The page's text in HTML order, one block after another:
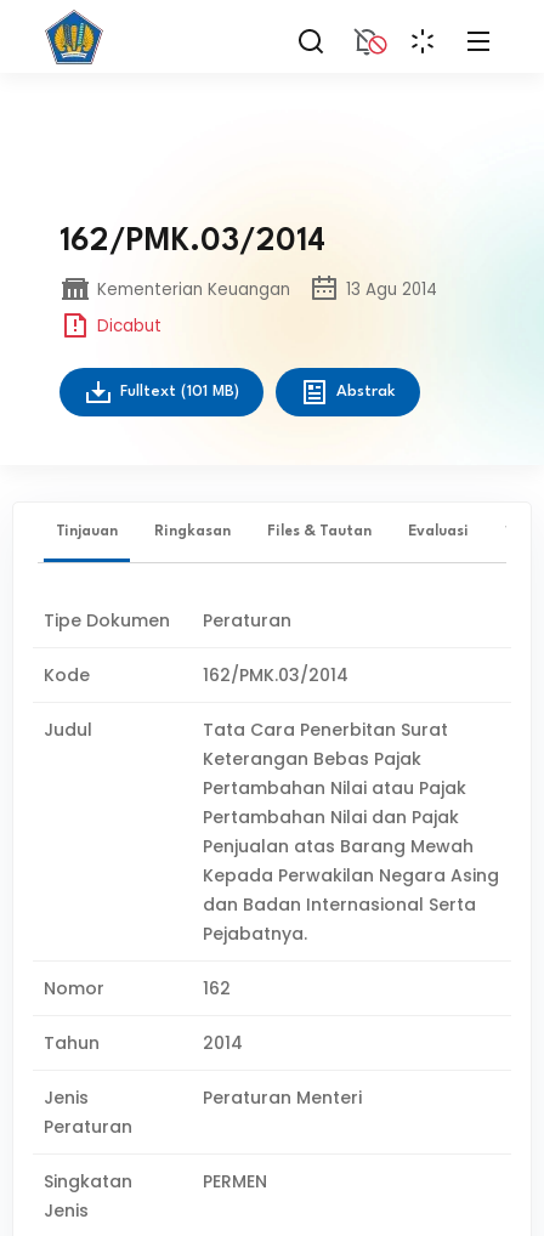
162/PMK.03/2014
Kementerian Keuangan
13 Agu 2014
Dicabut
Fulltext (101 MB) Abstrak
Tinjauan Ringkasan Files & Tautan Evaluasi ✨
Tipe Dokumen Peraturan
Kode 162/PMK.03/2014
Judul
Tata Cara Penerbitan Surat
Keterangan Bebas Pajak
Pertambahan Nilai atau Pajak
Pertambahan Nilai dan Pajak
Penjualan atas Barang Mewah
Kepada Perwakilan Negara Asing
dan Badan Internasional Serta
Pejabatnya.
Nomor 162
Tahun 2014
Jenis
Peraturan
Peraturan Menteri
Singkatan
Jenis
PERMEN